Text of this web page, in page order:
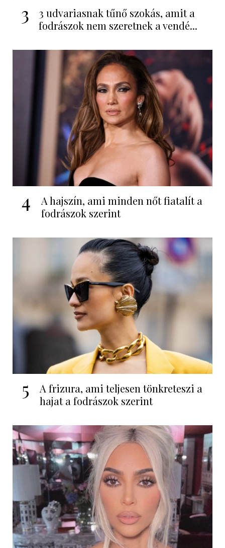
3
3 udvariasnak tűnő szokás, amit a
fodrászok nem szeretnek a vendé...
4
A hajszín, ami minden nőt fiatalít a
fodrászok szerint
5
A frizura, ami teljesen tönkreteszi a
hajat a fodrászok szerint